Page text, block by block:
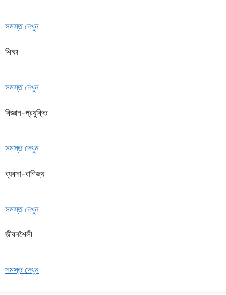
সমস্ত দেখুন
শিক্ষা
সমস্ত দেখুন
বিজ্ঞান-প্রযুক্তি
সমস্ত দেখুন
ব্যবসা-বাণিজ্য
সমস্ত দেখুন
জীবনশৈলী
সমস্ত দেখুন